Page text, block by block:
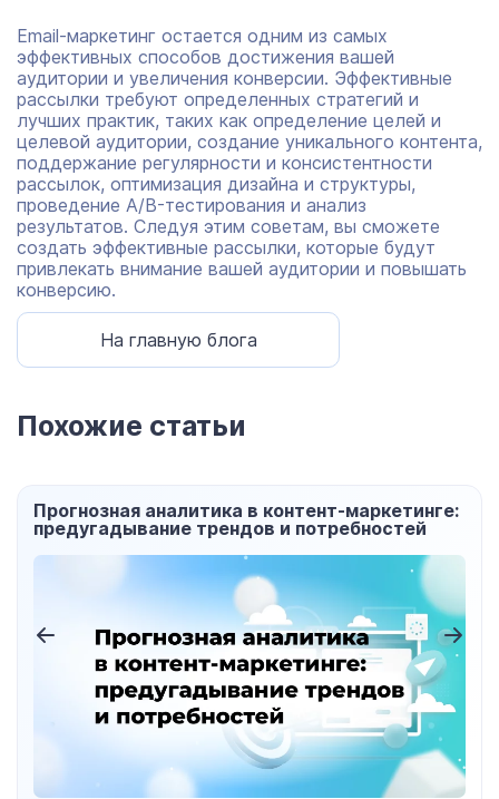
Email-маркетинг остается одним из самых
эффективных способов достижения вашей
аудитории и увеличения конверсии. Эффективные
рассылки требуют определенных стратегий и
лучших практик, таких как определение целей и
целевой аудитории, создание уникального контента,
поддержание регулярности и консистентности
рассылок, оптимизация дизайна и структуры,
проведение A/B-тестирования и анализ
результатов. Следуя этим советам, вы сможете
создать эффективные рассылки, которые будут
привлекать внимание вашей аудитории и повышать
конверсию.
На главную блога
Похожие статьи
Прогнозная аналитика в контент-маркетинге:
предугадывание трендов и потребностей